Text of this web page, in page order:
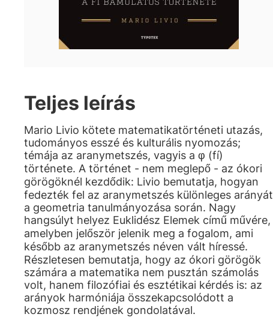
Teljes leírás
Mario Livio kötete matematikatörténeti utazás,
tudományos esszé és kulturális nyomozás;
témája az aranymetszés, vagyis a φ (fí)
története. A történet - nem meglepő - az ókori
görögöknél kezdődik: Livio bemutatja, hogyan
fedezték fel az aranymetszés különleges arányát
a geometria tanulmányozása során. Nagy
hangsúlyt helyez Euklidész Elemek című művére,
amelyben jelőször jelenik meg a fogalom, ami
később az aranymetszés néven vált híressé.
Részletesen bemutatja, hogy az ókori görögök
számára a matematika nem pusztán számolás
volt, hanem filozófiai és esztétikai kérdés is: az
arányok harmóniája összekapcsolódott a
kozmosz rendjének gondolatával.